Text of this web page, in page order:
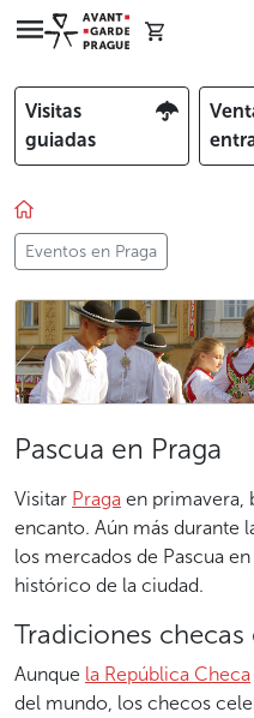
Visitas
guiadas
Eventos en Praga
Pascua en Praga
Visitar Praga en primavera,
encanto. Aún más durante
los mercados de Pascua
histórico de la ciudad.
Tradiciones checas
Aunque la República Checa
del mundo, los checos